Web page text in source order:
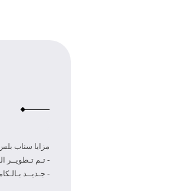
مزايا سناب
- تـم تـطويــر
- جـديــد